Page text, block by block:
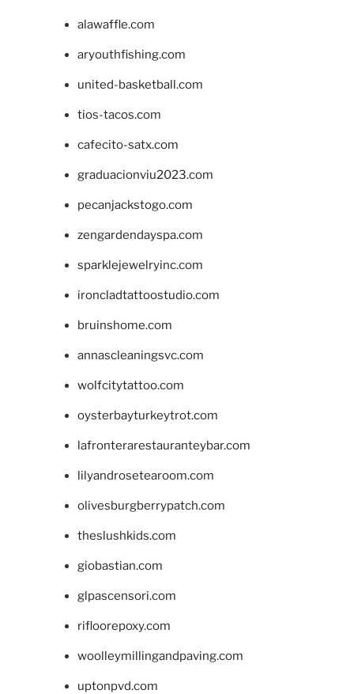
alawaffle.com
aryouthfishing.com
united-basketball.com
tios-tacos.com
cafecito-satx.com
graduacionviu2023.com
pecanjackstogo.com
zengardendayspa.com
sparklejewelryinc.com
ironcladtattoostudio.com
bruinshome.com
annascleaningsvc.com
wolfcitytattoo.com
oysterbayturkeytrot.com
lafronterarestauranteybar.com
lilyandrosetearoom.com
olivesburgberrypatch.com
theslushkids.com
giobastian.com
glpascensori.com
rifloorepoxy.com
woolleymillingandpaving.com
uptonpvd.com